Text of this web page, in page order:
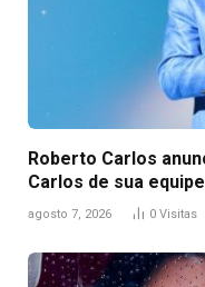
Roberto Carlos
Carlos de sua
agosto 7, 2026 0 Visitas